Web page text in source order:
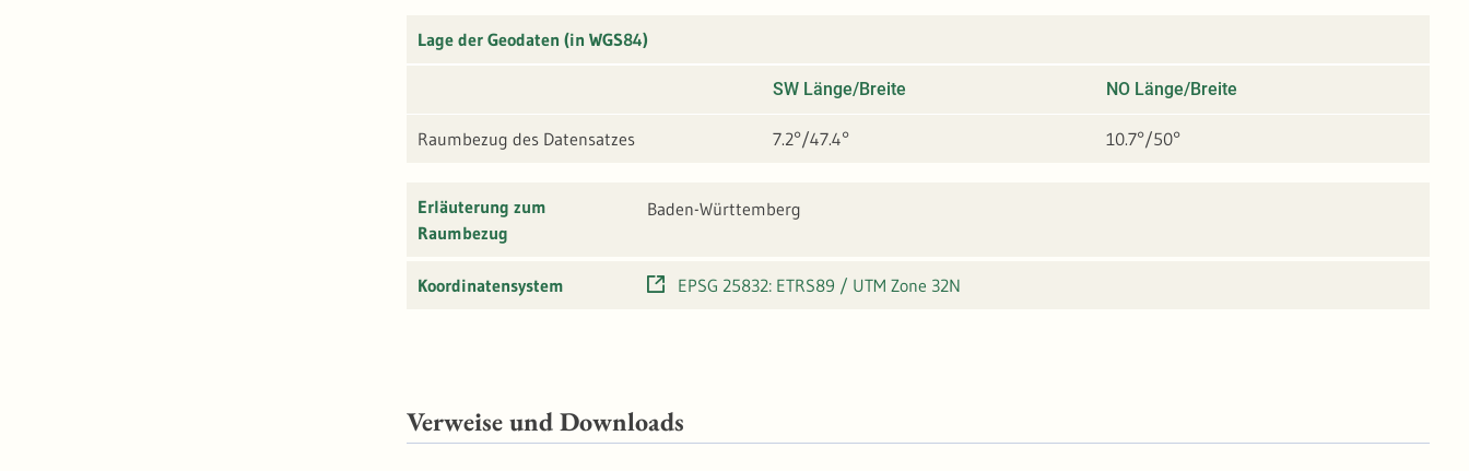
Lage der Geodaten (in WGS84)
SW Länge/Breite NO Länge/Breite
Raumbezug des Datensatzes 7.2°/47.4° 10.7°/50°
Erläuterung zum
Raumbezug
Baden-Württemberg
Koordinatensystem EPSG 25832: ETRS89 / UTM Zone 32N
Verweise und Downloads